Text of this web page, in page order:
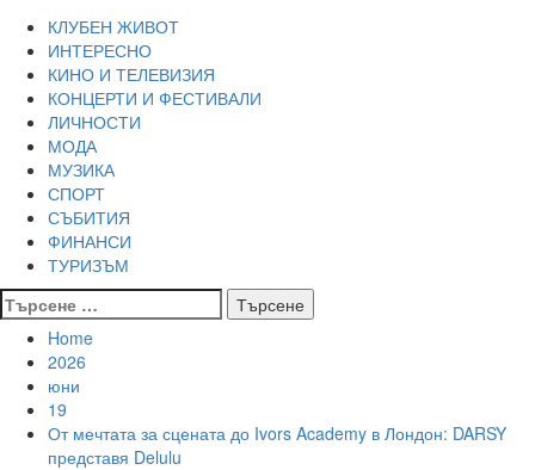
КЛУБЕН ЖИВОТ
ИНТЕРЕСНО
КИНО И ТЕЛЕВИЗИЯ
КОНЦЕРТИ И ФЕСТИВАЛИ
ЛИЧНОСТИ
МОДА
МУЗИКА
СПОРТ
СЪБИТИЯ
ФИНАНСИ
ТУРИЗЪМ
Търсене
за:
Home
2026
юни
19
От мечтата за сцената до Ivors Academy в Лондон: DARSY
представя Delulu